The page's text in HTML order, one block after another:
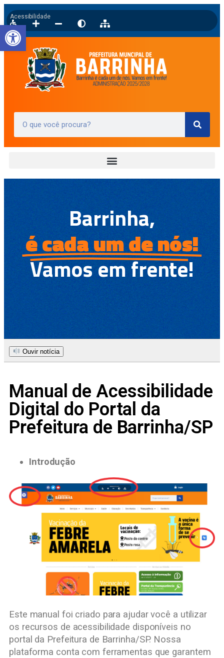
Barra de Ferramentas Aberta
Acessibilidade
Barrinha,
é cada um de nós!
Vamos em frente!
Ouvir notícia
Manual de Acessibilidade
Digital do Portal da
Prefeitura de Barrinha/SP
Introdução
Este manual foi criado para ajudar você a utilizar
os recursos de acessibilidade disponíveis no
portal da Prefeitura de Barrinha/SP. Nossa
plataforma conta com ferramentas que garantem